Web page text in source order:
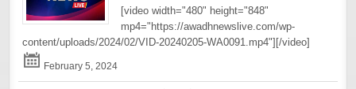
[video width="480" height="848"
mp4="https://awadhnewslive.com/wp-
content/uploads/2024/02/VID-20240205-WA0091.mp4"][/video]
February 5, 2024